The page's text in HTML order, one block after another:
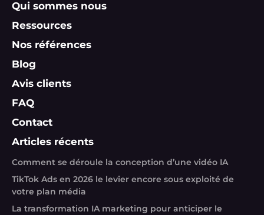
Qui sommes nous
Ressources
Nos références
Blog
Avis clients
FAQ
Contact
Articles récents
Comment se déroule la conception d’une vidéo IA
TikTok Ads en 2026 le levier encore sous exploité de
votre plan média
La transformation IA marketing pour anticiper le